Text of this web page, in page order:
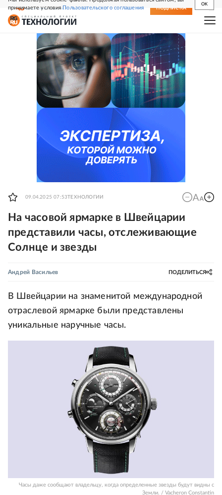
принимаете условияПользовательского соглашения
OK
СВЕЖИЙ НОМЕР ПОДПИСКА
09.04.2025 07:53ТЕХНОЛОГИИ
На часовой ярмарке в Швейцарии
представили часы, отслеживающие
Солнце и звезды
Андрей Васильев ПОДЕЛИТЬСЯ
В Швейцарии на знаменитой международной
отраслевой ярмарке были представлены
уникальные наручные часы.
Часы даже сообщают владельцу, когда определенные звезды будут видны с
Земли. / Vacheron Constantin